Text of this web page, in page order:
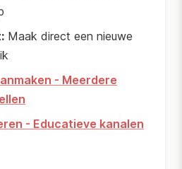
Maak direct een nieuwe
- Meerdere
- Educatieve kanalen